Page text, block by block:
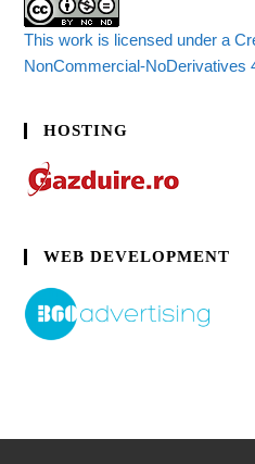
This work is licensed under a
NonCommercial-NoDerivatives
HOSTING
WEB DEVELOPMENT